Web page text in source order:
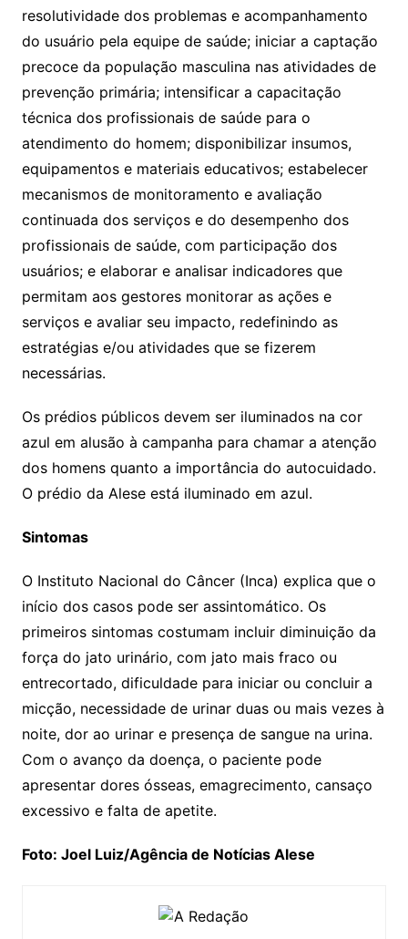
resolutividade dos problemas e acompanhamento
do usuário pela equipe de saúde; iniciar a captação
precoce da população masculina nas atividades de
prevenção primária; intensificar a capacitação
técnica dos profissionais de saúde para o
atendimento do homem; disponibilizar insumos,
equipamentos e materiais educativos; estabelecer
mecanismos de monitoramento e avaliação
continuada dos serviços e do desempenho dos
profissionais de saúde, com participação dos
usuários; e elaborar e analisar indicadores que
permitam aos gestores monitorar as ações e
serviços e avaliar seu impacto, redefinindo as
estratégias e/ou atividades que se fizerem
necessárias.
Os prédios públicos devem ser iluminados na cor
azul em alusão à campanha para chamar a atenção
dos homens quanto a importância do autocuidado.
O prédio da Alese está iluminado em azul.
Sintomas
O Instituto Nacional do Câncer (Inca) explica que o
início dos casos pode ser assintomático. Os
primeiros sintomas costumam incluir diminuição da
força do jato urinário, com jato mais fraco ou
entrecortado, dificuldade para iniciar ou concluir a
micção, necessidade de urinar duas ou mais vezes à
noite, dor ao urinar e presença de sangue na urina.
Com o avanço da doença, o paciente pode
apresentar dores ósseas, emagrecimento, cansaço
excessivo e falta de apetite.
Foto: Joel Luiz/Agência de Notícias Alese